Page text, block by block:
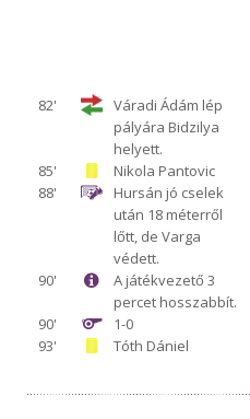
82'
Váradi Ádám lép
pályára Bidzilya
helyett.
85'
Nikola Pantovic
88'
Hursán jó cselek
után 18 méterről
lőtt, de Varga
védett.
90'
A játékvezető 3
percet hosszabbít.
90'
1-0
93'
Tóth Dániel